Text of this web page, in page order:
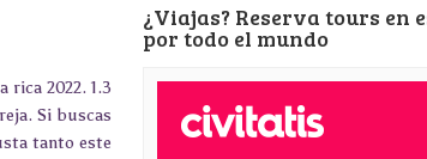
rica 2022. 1.3
Si buscas
tanto este
¿Viajas? Reserva tours en
por todo el mundo